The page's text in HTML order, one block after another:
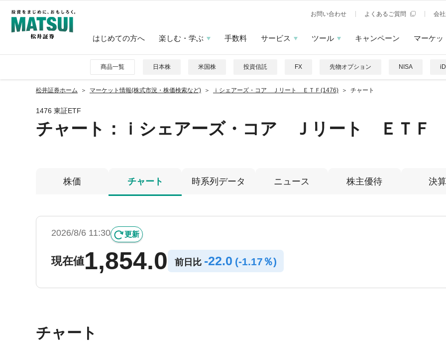
お問い合わせ よくあるご質問 会
はじめての方へ 楽しむ・学ぶ 手数料 サービス ツール キャンペーン マーケッ
商品一覧 日本株 米国株 投資信託 FX 先物オプション NISA
松井証券ホーム マーケット情報(株式市況・株価検索など) ｉシェアーズ・コア Ｊリート ＥＴＦ(1476) チャート
1476 東証ETF
チャート： ｉシェアーズ・コア Ｊリート ＥＴＦ
株価 チャート 時系列データ ニュース 株主優待 決算
2026/8/6 11:30 更新
現在値1,854.0 前日比 -22.0 (-1.17％)
チャート